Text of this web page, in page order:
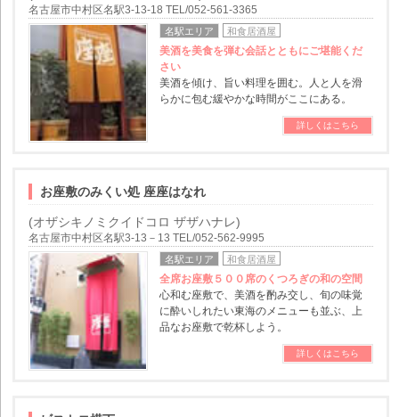
名古屋市中村区名駅3-13-18 TEL/052-561-3365
名駅エリア 和食居酒屋
美酒を美食を弾む会話とともにご堪能くだ
さい
美酒を傾け、旨い料理を囲む。人と人を滑
らかに包む緩やかな時間がここにある。
詳しくはこちら
お座敷のみくい処 座座はなれ
(オザシキノミクイドコロ ザザハナレ)
名古屋市中村区名駅3-13－13 TEL/052-562-9995
名駅エリア 和食居酒屋
全席お座敷５００席のくつろぎの和の空間
心和む座敷で、美酒を酌み交し、旬の味覚
に酔いしれたい東海のメニューも並ぶ、上
品なお座敷で乾杯しよう。
詳しくはこちら